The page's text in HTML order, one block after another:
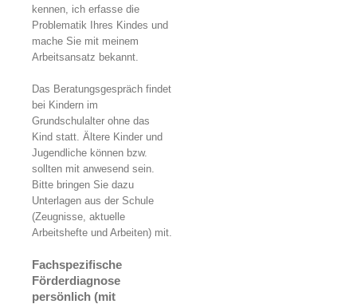
kennen, ich erfasse die
Problematik Ihres Kindes und
mache Sie mit meinem
Arbeitsansatz bekannt.
Das Beratungsgespräch findet
bei Kindern im
Grundschulalter ohne das
Kind statt. Ältere Kinder und
Jugendliche können bzw.
sollten mit anwesend sein.
Bitte bringen Sie dazu
Unterlagen aus der Schule
(Zeugnisse, aktuelle
Arbeitshefte und Arbeiten) mit.
Fachspezifische
Förderdiagnose
persönlich (mit